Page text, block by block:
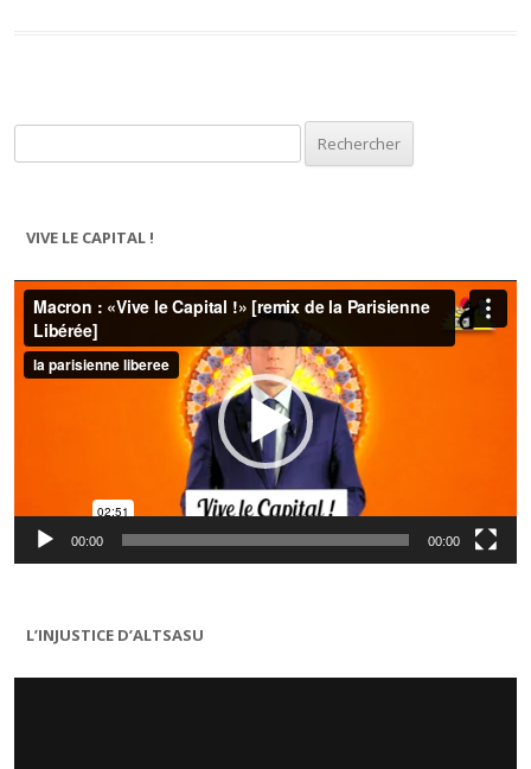
VIVE LE CAPITAL !
Lecteur
vidéo
00:00 00:00
L’INJUSTICE D’ALTSASU
Lecteur